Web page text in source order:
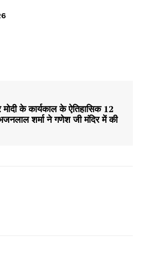
account
मोदी के कार्यकाल के ऐतिहासिक 12
शर्मा ने गणेश जी मंदिर में की